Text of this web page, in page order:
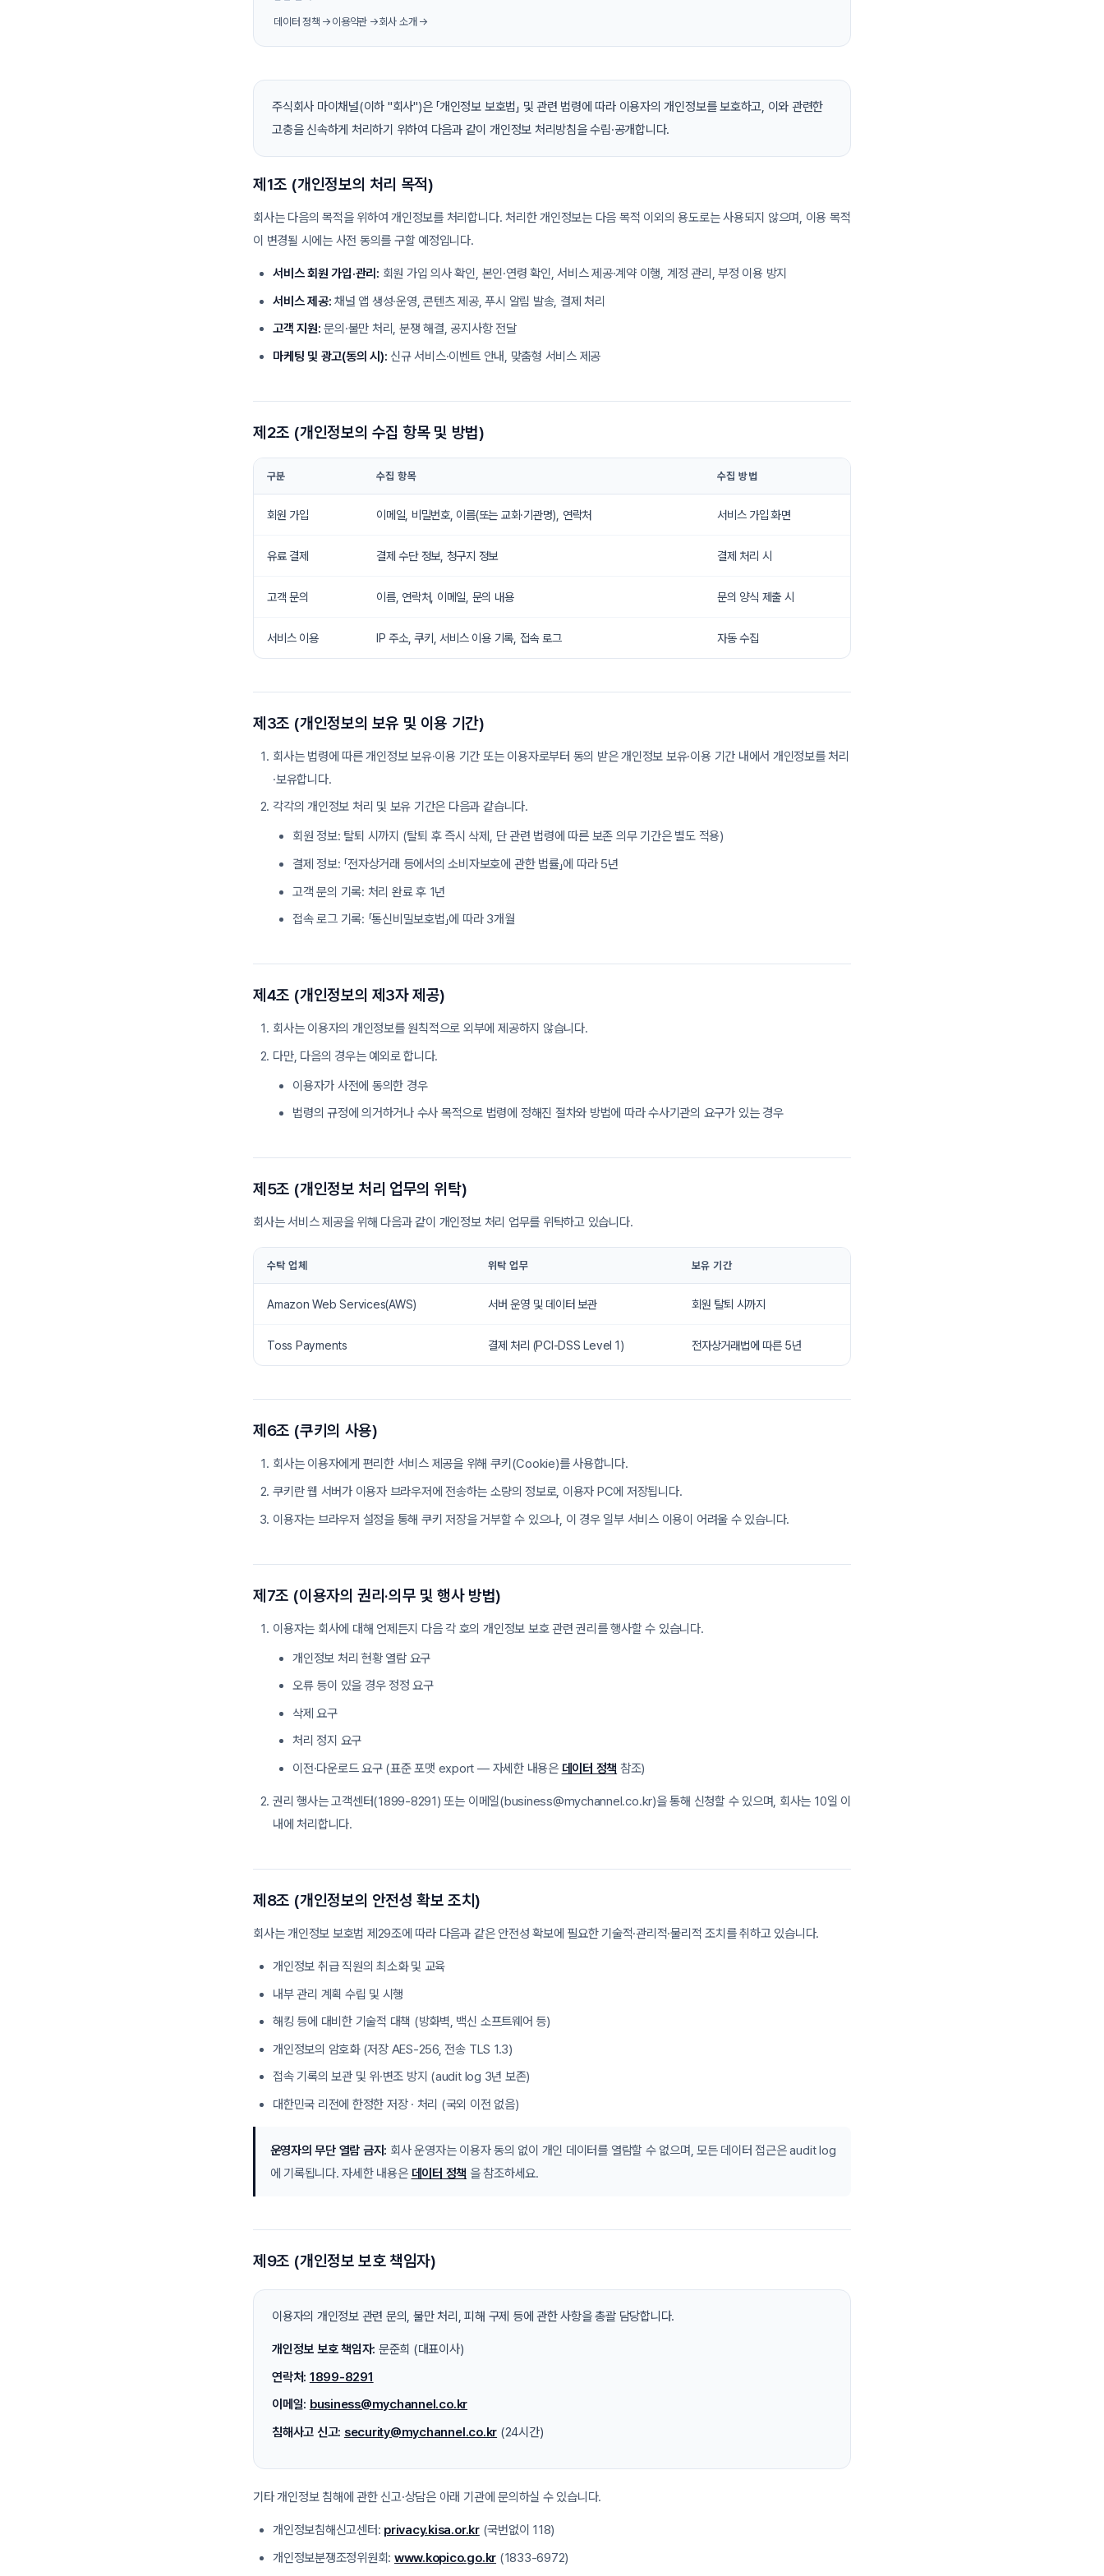
데이터 정책 → 이용약관 →회사 소개 →
주식회사 마이채널(이하 "회사")은 「개인정보 보호법」 및 관련 법령에 따라 이용자의 개인정보를 보호하고, 이와 관련한
고충을 신속하게 처리하기 위하여 다음과 같이 개인정보 처리방침을 수립·공개합니다.
제1조 (개인정보의 처리 목적)
회사는 다음의 목적을 위하여 개인정보를 처리합니다. 처리한 개인정보는 다음 목적 이외의 용도로는 사용되지 않으며, 이용 목적
이 변경될 시에는 사전 동의를 구할 예정입니다.
서비스 회원 가입·관리: 회원 가입 의사 확인, 본인·연령 확인, 서비스 제공·계약 이행, 계정 관리, 부정 이용 방지
서비스 제공: 채널 앱 생성·운영, 콘텐츠 제공, 푸시 알림 발송, 결제 처리
고객 지원: 문의·불만 처리, 분쟁 해결, 공지사항 전달
마케팅 및 광고(동의 시): 신규 서비스·이벤트 안내, 맞춤형 서비스 제공
제2조 (개인정보의 수집 항목 및 방법)
구분 수집 항목 수집 방법
회원 가입 이메일, 비밀번호, 이름(또는 교회·기관명), 연락처 서비스 가입 화면
유료 결제 결제 수단 정보, 청구지 정보 결제 처리 시
고객 문의 이름, 연락처, 이메일, 문의 내용 문의 양식 제출 시
서비스 이용 IP 주소, 쿠키, 서비스 이용 기록, 접속 로그 자동 수집
제3조 (개인정보의 보유 및 이용 기간)
회사는 법령에 따른 개인정보 보유·이용 기간 또는 이용자로부터 동의 받은 개인정보 보유·이용 기간 내에서 개인정보를 처리
·보유합니다.
각각의 개인정보 처리 및 보유 기간은 다음과 같습니다.
회원 정보: 탈퇴 시까지 (탈퇴 후 즉시 삭제, 단 관련 법령에 따른 보존 의무 기간은 별도 적용)
결제 정보: 「전자상거래 등에서의 소비자보호에 관한 법률」에 따라 5년
고객 문의 기록: 처리 완료 후 1년
접속 로그 기록: 「통신비밀보호법」에 따라 3개월
제4조 (개인정보의 제3자 제공)
회사는 이용자의 개인정보를 원칙적으로 외부에 제공하지 않습니다.
다만, 다음의 경우는 예외로 합니다.
이용자가 사전에 동의한 경우
법령의 규정에 의거하거나 수사 목적으로 법령에 정해진 절차와 방법에 따라 수사기관의 요구가 있는 경우
제5조 (개인정보 처리 업무의 위탁)
회사는 서비스 제공을 위해 다음과 같이 개인정보 처리 업무를 위탁하고 있습니다.
수탁 업체 위탁 업무 보유 기간
Amazon Web Services(AWS) 서버 운영 및 데이터 보관 회원 탈퇴 시까지
Toss Payments 결제 처리 (PCI-DSS Level 1) 전자상거래법에 따른 5년
제6조 (쿠키의 사용)
회사는 이용자에게 편리한 서비스 제공을 위해 쿠키(Cookie)를 사용합니다.
쿠키란 웹 서버가 이용자 브라우저에 전송하는 소량의 정보로, 이용자 PC에 저장됩니다.
이용자는 브라우저 설정을 통해 쿠키 저장을 거부할 수 있으나, 이 경우 일부 서비스 이용이 어려울 수 있습니다.
제7조 (이용자의 권리·의무 및 행사 방법)
이용자는 회사에 대해 언제든지 다음 각 호의 개인정보 보호 관련 권리를 행사할 수 있습니다.
개인정보 처리 현황 열람 요구
오류 등이 있을 경우 정정 요구
삭제 요구
처리 정지 요구
이전·다운로드 요구 (표준 포맷 export — 자세한 내용은 데이터 정책 참조)
권리 행사는 고객센터(1899-8291) 또는 이메일(business@mychannel.co.kr)을 통해 신청할 수 있으며, 회사는 10일 이
내에 처리합니다.
제8조 (개인정보의 안전성 확보 조치)
회사는 개인정보 보호법 제29조에 따라 다음과 같은 안전성 확보에 필요한 기술적·관리적·물리적 조치를 취하고 있습니다.
개인정보 취급 직원의 최소화 및 교육
내부 관리 계획 수립 및 시행
해킹 등에 대비한 기술적 대책 (방화벽, 백신 소프트웨어 등)
개인정보의 암호화 (저장 AES-256, 전송 TLS 1.3)
접속 기록의 보관 및 위·변조 방지 (audit log 3년 보존)
대한민국 리전에 한정한 저장 · 처리 (국외 이전 없음)
운영자의 무단 열람 금지: 회사 운영자는 이용자 동의 없이 개인 데이터를 열람할 수 없으며, 모든 데이터 접근은 audit log
에 기록됩니다. 자세한 내용은 데이터 정책 을 참조하세요.
제9조 (개인정보 보호 책임자)
이용자의 개인정보 관련 문의, 불만 처리, 피해 구제 등에 관한 사항을 총괄 담당합니다.
개인정보 보호 책임자: 문준희 (대표이사)
연락처: 1899-8291
이메일: business@mychannel.co.kr
침해사고 신고: security@mychannel.co.kr (24시간)
기타 개인정보 침해에 관한 신고·상담은 아래 기관에 문의하실 수 있습니다.
개인정보침해신고센터: privacy.kisa.or.kr(국번없이 118)
개인정보분쟁조정위원회: www.kopico.go.kr (1833-6972)